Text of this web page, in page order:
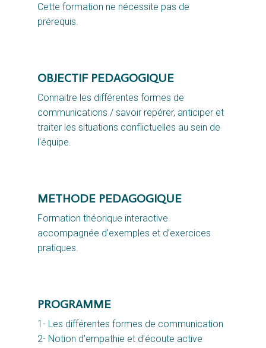
Cette formation ne nécessite pas de
prérequis.
OBJECTIF PEDAGOGIQUE
Connaitre les différentes formes de
communications / savoir repérer, anticiper et
traiter les situations conflictuelles au sein de
l'équipe.
METHODE PEDAGOGIQUE
Formation théorique interactive
accompagnée d’exemples et d’exercices
pratiques.
PROGRAMME
1- Les différentes formes de communication
2- Notion d'empathie et d'écoute active